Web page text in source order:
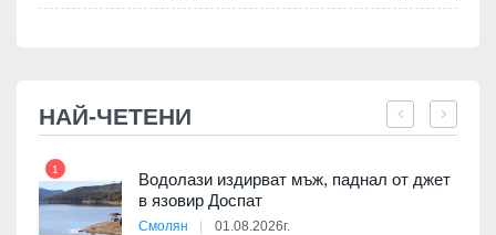
НАЙ-ЧЕТЕНИ
1
Водолази издирват мъж, паднал от джет
в язовир Доспат
Смолян 01.08.2026г.